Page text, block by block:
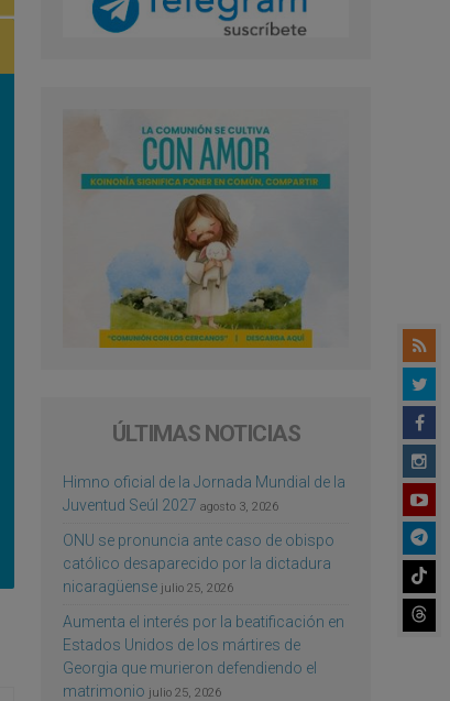
ÚLTIMAS NOTICIAS
Himno oficial de la Jornada Mundial de la
Juventud Seúl 2027 agosto 3, 2026
ONU se pronuncia ante caso de obispo
católico desaparecido por la dictadura
nicaragüense julio 25, 2026
Aumenta el interés por la beatificación en
Estados Unidos de los mártires de
Georgia que murieron defendiendo el
matrimonio julio 25, 2026